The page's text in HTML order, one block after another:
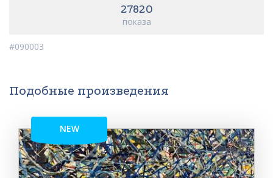
27820
показа
#090003
Подобные произведения
NEW